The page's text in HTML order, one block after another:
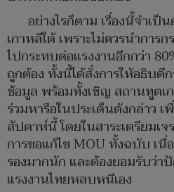
อย่างไรก็ตาม เรื่องนี้จำเป็
เกาหลีใต้ เพราะไม่ควรนำกา
ไปกระทบต่อแรงงานอีกกว่า
ถูกต้อง ทั้งนี้ได้สั่งการให้อธิบดี
ข้อมูล พร้อมทั้งเชิญ สถานทูตเ
ร่วมหารือในประเด็นดังกล่าว
สัปดาห์นี้ โดยในสาระเตรียมเ
การขอแก้ไข MOU ทั้งฉบับ เนื่
รองมากนัก และต้องยอมรับว่
แรงงานไทยหลบหนีเอง